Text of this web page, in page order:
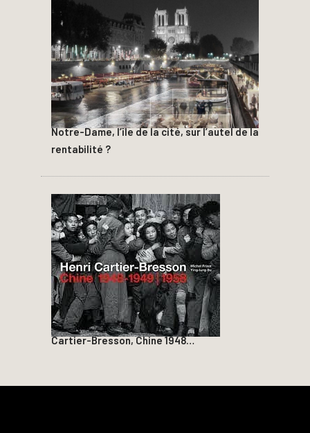
Notre-Dame, l’île de la cité, sur l’autel de la
rentabilité ?
Cartier-Bresson, Chine 1948…